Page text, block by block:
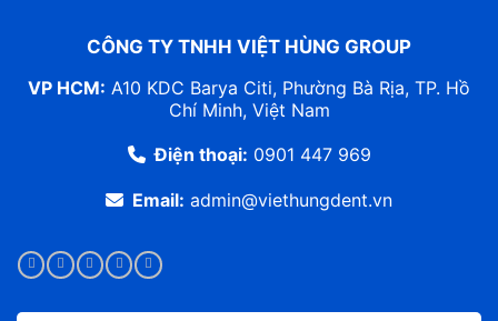
CÔNG TY TNHH VIỆT HÙNG GROUP
VP HCM: A10 KDC Barya Citi, Phường Bà Rịa, TP. Hồ
Chí Minh, Việt Nam
Điện thoại: 0901 447 969
Email: admin@viethungdent.vn